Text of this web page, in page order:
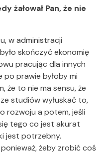
żałował Pan, że nie
w administracji
skończyć ekonomię
pracując dla innych
po prawie byłoby mi
że to nie ma sensu, że
studiów wyłuskać to,
rozwoju a potem, jeśli
tego co jest akurat
jest potrzebny.
żeby zrobić coś